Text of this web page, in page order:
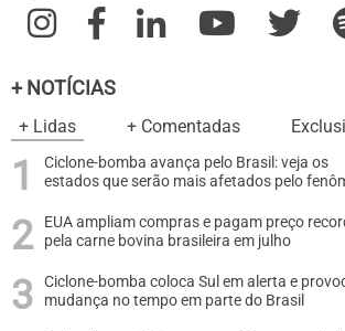
+ NOTÍCIAS
+ Lidas + Comentadas
Ciclone-bomba avança pelo Brasil: veja os
estados que serão mais afetados pelo
EUA ampliam compras e pagam preço
pela carne bovina brasileira em julho
Ciclone-bomba coloca Sul em alerta e
mudança no tempo em parte do Brasil